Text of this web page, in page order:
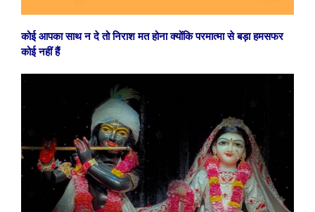
कोई आपका साथ न दे तो निराश मत होना क्योंकि परमात्मा से बड़ा हमसफर
कोई नहीं हैं